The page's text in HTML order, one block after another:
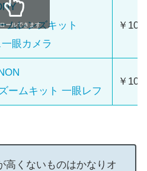
ムレンズキット
眼カメラ
￥
ームキット 一眼レフ
￥
ールできます
高くないものはかなりオ